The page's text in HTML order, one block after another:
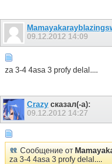
09.12.2012 14:09
za 3-4 4asa 3 profy delal....
Crazy сказал(-а):
09.12.2012 14:27
Сообщение от
za 3-4 4asa 3 profy delal....